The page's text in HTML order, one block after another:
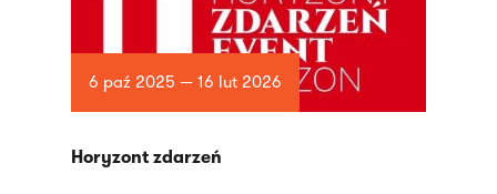
6 paź 2025 — 16 lut 2026
Horyzont zdarzeń